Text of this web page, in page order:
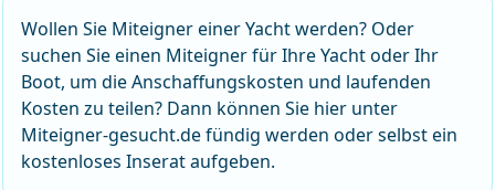
Wollen Sie Miteigner einer Yacht werden? Oder
suchen Sie einen Miteigner für Ihre Yacht oder Ihr
Boot, um die Anschaffungskosten und laufenden
Kosten zu teilen? Dann können Sie hier unter
Miteigner-gesucht.de fündig werden oder selbst ein
kostenloses Inserat aufgeben.